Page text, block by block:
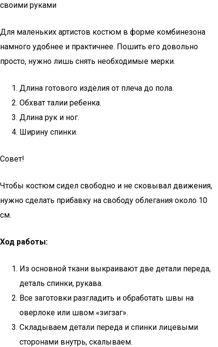
своими руками
Для маленьких артистов костюм в форме комбинезона
намного удобнее и практичнее. Пошить его довольно
просто, нужно лишь снять необходимые мерки.
Длина готового изделия от плеча до пола.
Обхват талии ребенка.
Длина рук и ног.
Ширину спинки.
Совет!
Чтобы костюм сидел свободно и не сковывал движения,
нужно сделать прибавку на свободу облегания около 10
см.
Ход работы:
Из основной ткани выкраивают две детали переда,
деталь спинки, рукава.
Все заготовки разгладить и обработать швы на
оверлоке или швом «зигзаг».
Складываем детали переда и спинки лицевыми
сторонами внутрь, скалываем.